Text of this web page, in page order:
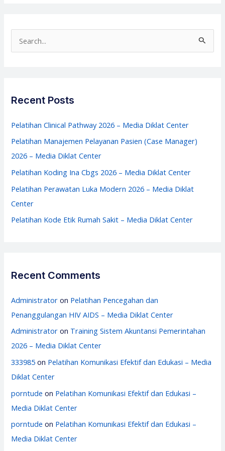
Antimikroba
2026
Center
e
f
o
r
Recent Posts
Pelatihan Clinical Pathway 2026 – Media Diklat Center
Pelatihan Manajemen Pelayanan Pasien (Case Manager)
2026 – Media Diklat Center
Pelatihan Koding Ina Cbgs 2026 – Media Diklat Center
Pelatihan Perawatan Luka Modern 2026 – Media Diklat
Center
Pelatihan Kode Etik Rumah Sakit – Media Diklat Center
Recent Comments
Administrator on Pelatihan Pencegahan dan
Penanggulangan HIV AIDS – Media Diklat Center
Administrator on Training Sistem Akuntansi Pemerintahan
2026 – Media Diklat Center
333985 on Pelatihan Komunikasi Efektif dan Edukasi – Media
Diklat Center
porntude on Pelatihan Komunikasi Efektif dan Edukasi –
Media Diklat Center
porntude on Pelatihan Komunikasi Efektif dan Edukasi –
Media Diklat Center